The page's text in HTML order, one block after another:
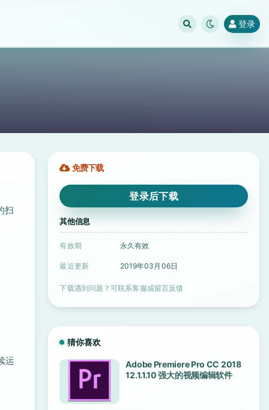
登录
扫
运
免费下载
登录后下载
其他信息
有效期 永久有效
最近更新 2019年03月06日
下载遇到问题？可联系客服或留言反馈
猜你喜欢
Adobe Premiere Pro CC 2018
12.1.1.10 强大的视频编辑软件